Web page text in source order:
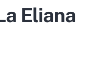
Eliana